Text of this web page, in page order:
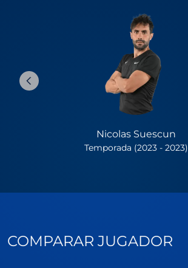
Nicolas Suescun
Temporada (2023 - 2023)
COMPARAR JUGADOR